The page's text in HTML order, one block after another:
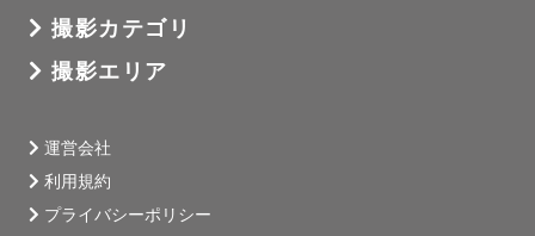
添えるカメラマンになることも目標になりました。
いをさせてください📷💭 ̖́-
撮影カテゴリ
撮影エリア
運営会社
利用規約
プライバシーポリシー